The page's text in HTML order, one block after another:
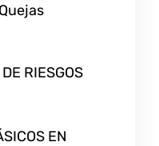
RIESGOS
EN